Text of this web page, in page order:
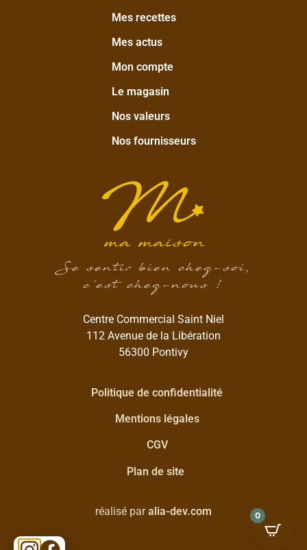
Mes recettes
Mes actus
Mon compte
Le magasin
Nos valeurs
Nos fournisseurs
Se sentir bien chez-soi,
c’est chez-nous !
Centre Commercial Saint Niel
112 Avenue de la Libération
56300 Pontivy
Politique de confidentialité
Mentions légales
CGV
Plan de site
réalisé paralia-dev.com 0